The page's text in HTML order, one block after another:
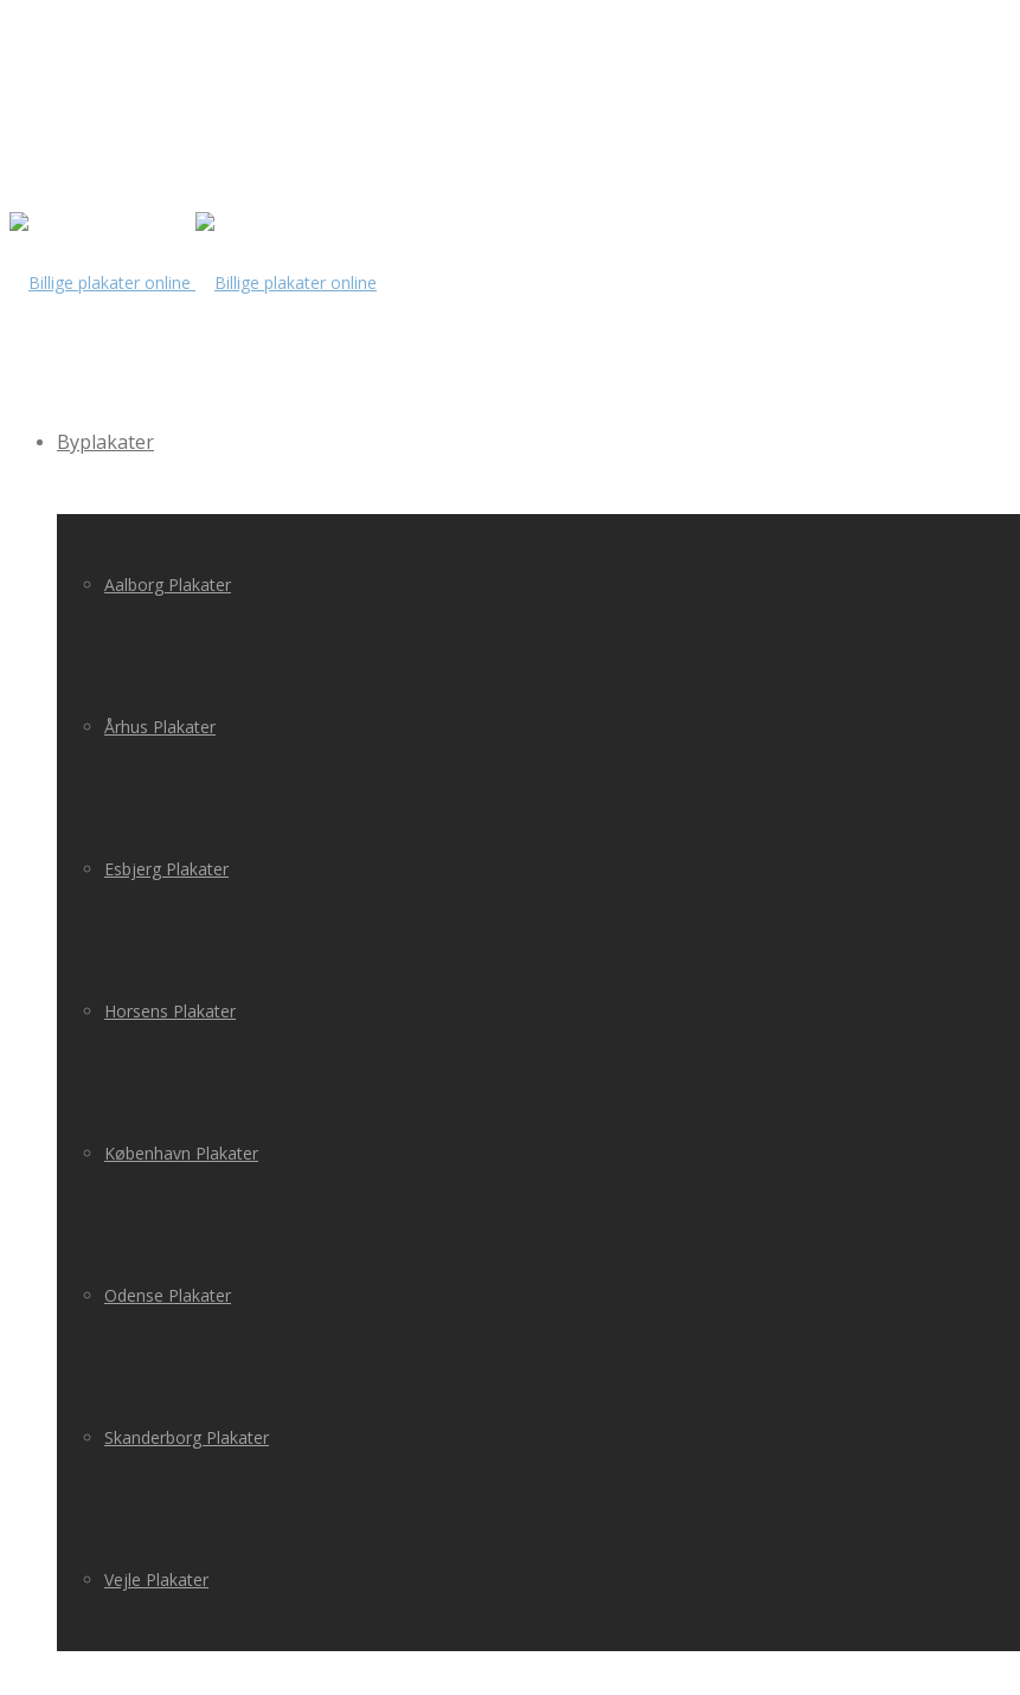
Byplakater
Aalborg Plakater
Århus Plakater
Esbjerg Plakater
Horsens Plakater
København Plakater
Odense Plakater
Skanderborg Plakater
Vejle Plakater